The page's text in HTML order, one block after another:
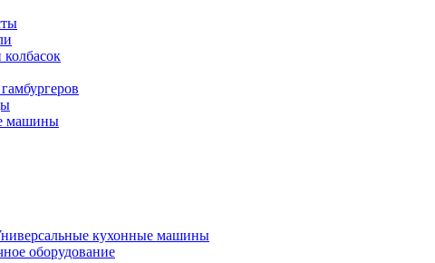
машины
кухонные машины
оборудование